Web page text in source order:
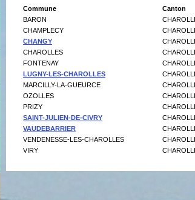
Commune
Canton
BARON
CHAMPLECY
CHANGY
CHAROLLES
FONTENAY
LUGNY-LES-CHAROLLES
MARCILLY-LA-GUEURCE
OZOLLES
PRIZY
SAINT-JULIEN-DE-CIVRY
VAUDEBARRIER
VENDENESSE-LES-CHAROLLES
VIRY